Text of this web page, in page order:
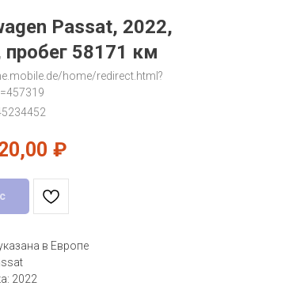
Passat, 2022,
58171 км
home/redirect.html?
₽
в Европе
2022